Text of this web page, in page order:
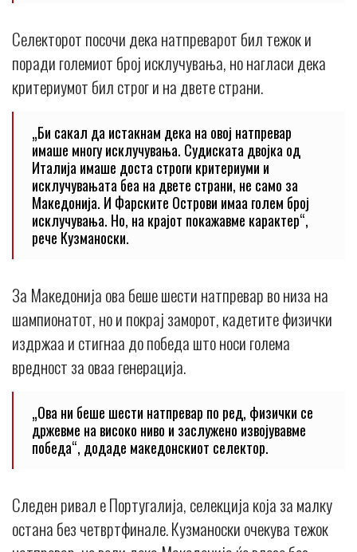
Селекторот посочи дека натпреварот бил тежок и
поради големиот број исклучувања, но нагласи дека
критериумот бил строг и на двете страни.
„Би сакал да истакнам дека на овој натпревар
имаше многу исклучувања. Судиската двојка од
Италија имаше доста строги критериуми и
исклучувањата беа на двете страни, не само за
Македонија. И Фарските Острови имаа голем број
исклучувања. Но, на крајот покажавме карактер“,
рече Кузманоски.
За Македонија ова беше шести натпревар во низа на
шампионатот, но и покрај заморот, кадетите физички
издржаа и стигнаа до победа што носи голема
вредност за оваа генерација.
„Ова ни беше шести натпревар по ред, физички се
држевме на високо ниво и заслужено извојувавме
победа“, додаде македонскиот селектор.
Следен ривал е Португалија, селекција која за малку
остана без четвртфинале. Кузманоски очекува тежок